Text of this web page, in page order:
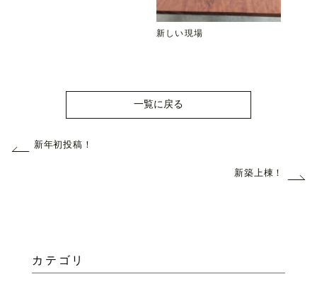
新しい現場
一覧に戻る
新年初投稿！
新築上棟！
カテゴリ